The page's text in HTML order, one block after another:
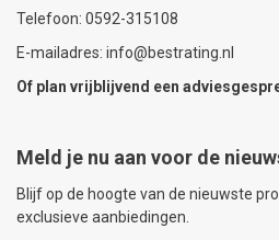
Telefoon: 0592-315108
E-mailadres: info@bestrating.nl
Of plan vrijblijvend een
Meld je nu aan voor de
Blijf op de hoogte van de nieuwste
exclusieve aanbiedingen.